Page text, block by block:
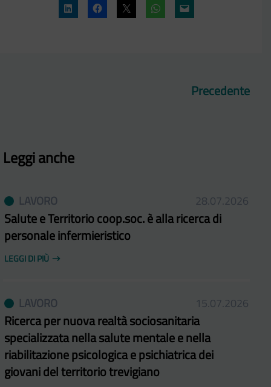
Precedente
Leggi anche
LAVORO 28.07.2026
Salute e Territorio coop.soc. è alla ricerca di
personale infermieristico
LEGGI DI PIÙ
LAVORO 15.07.2026
Ricerca per nuova realtà sociosanitaria
specializzata nella salute mentale e nella
riabilitazione psicologica e psichiatrica dei
giovani del territorio trevigiano